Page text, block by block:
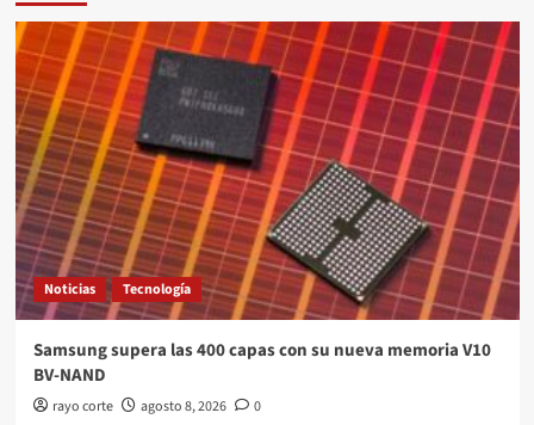
Noticias Tecnología
Samsung supera las 400 capas con su nueva memoria V10
BV-NAND
rayo corte agosto 8, 2026 0